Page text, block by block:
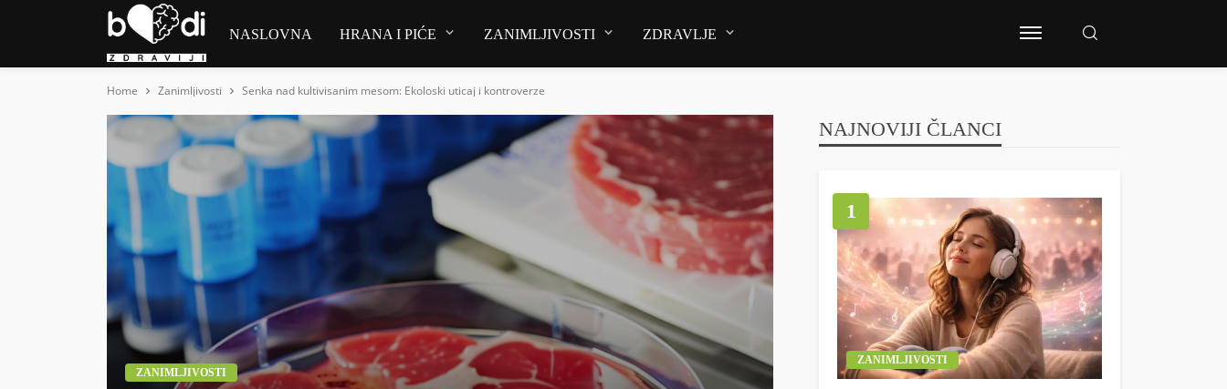
NASLOVNA HRANA I PIĆE ZANIMLJIVOSTI ZDRAVLJE
Home Zanimljivosti Senka nad kultivisanim mesom: Ekoloski uticaj i kontroverze
ZANIMLJIVOSTI
NAJNOVIJI ČLANCI
1
ZANIMLJIVOSTI